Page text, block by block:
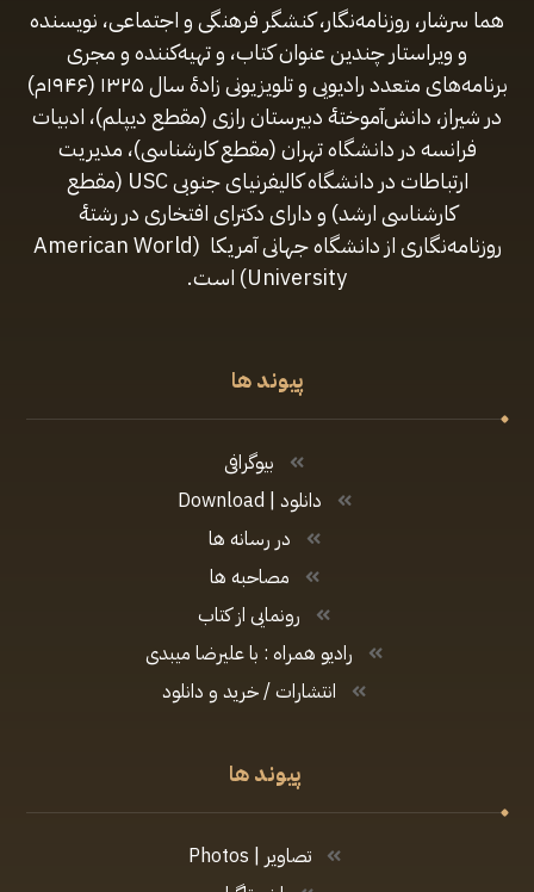
هما سرشار، روزنامه‌نگار، کنشگر فرهنگی و اجتماعی، نویسنده
و ویراستار چندین عنوان کتاب، و تهیه‌کننده و مجری
برنامه‌های متعدد رادیویی و تلویزیونی زادهٔ سال ۱۳۲۵ (۱۹۴۶م)
در شیراز، دانش‌آموختهٔ دبیرستان رازی (مقطع‌ دیپلم)، ادبیات
فرانسه در دانشگاه تهران (مقطع کارشناسی)، مدیریت
ارتباطات در دانشگاه کالیفرنیای جنوبی USC (مقطع
کارشناسی ارشد) و دارای دکترای افتخاری در رشتهٔ
روزنامه‌نگاری از دانشگاه جهانی آمریکا (American World
University) است.
پیوند ها
بیوگرافی
دانلود | Download
در رسانه ها
مصاحبه ها
رونمایی از کتاب
رادیو همراه : با علیرضا میبدی
انتشارات / خرید و دانلود
پیوند ها
تصاویر | Photos